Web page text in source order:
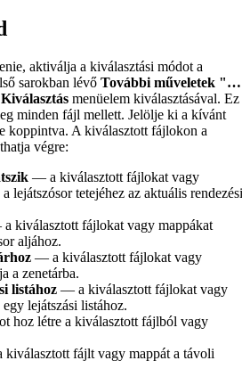
aktiválja a kiválasztási módot a
sarokban lévő További műveletek
Kiválasztás menüelem kiválasztásával. Ez
minden fájl mellett. Jelölje ki a kívánt
koppintva. A kiválasztott fájlokon a
végre:
— a kiválasztott fájlokat vagy
lejátszósor tetejéhez az aktuális rendezési
kiválasztott fájlokat vagy mappákat
aljához.
— a kiválasztott fájlokat vagy
a zenetárba.
listához — a kiválasztott fájlokat vagy
lejátszási listához.
hoz létre a kiválasztott fájlból vagy
fájlt vagy mappát a távoli